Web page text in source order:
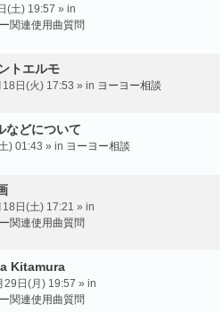
(土) 19:57 » in
関連使用曲質問
トエルモ
日(火) 17:53 » in ヨーヨー相談
などについて
) 01:43 » in ヨーヨー相談
日(土) 17:21 » in
関連使用曲質問
Kitamura
29日(月) 19:57 » in
関連使用曲質問